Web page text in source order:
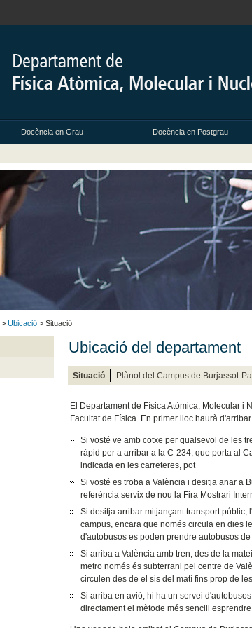
Docència en Grau Docència en Postgrau
> Ubicació > Situació
Ubicació del departament
Situació Plànol del Campus de Burjassot-
El Departament de Física Atòmica, Molecular i
Facultat de Física. En primer lloc haurà
Si vosté ve amb cotxe per qualsevol de les
ràpid per a arribar a la C-234, que porta al
indicada en les carreteres, pot
Si vosté es troba a València i desitja anar a
referència servix de nou la Fira Mostrari
Si desitja arribar mitjançant transport públic,
campus, encara que només circula en dies
d'autobusos es poden prendre autobusos
Si arriba a València amb tren, des de la
metro només és subterrani pel centre de
circulen des de el sis del matí fins prop de
Si arriba en avió, hi ha un servei
directament el mètode més sencill